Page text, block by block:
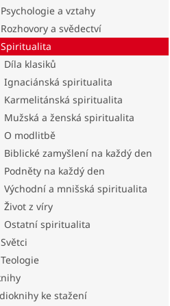
Psychologie a vztahy
Rozhovory a svědectví
Spiritualita
Díla klasiků
Ignaciánská spiritualita
Karmelitánská spiritualita
Mužská a ženská spiritualita
O modlitbě
Biblické zamyšlení na každý den
Podněty na každý den
Východní a mnišská spiritualita
Život z víry
Ostatní spiritualita
Světci
Teologie
ke stažení